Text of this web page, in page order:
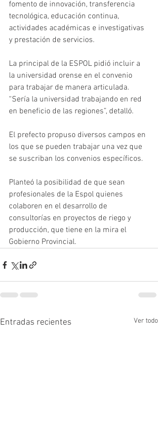
fomento de innovación, transferencia
tecnológica, educación continua,
actividades académicas e investigativas
y prestación de servicios.
La principal de la ESPOL pidió incluir a
la universidad orense en el convenio
para trabajar de manera articulada.
“Sería la universidad trabajando en red
en beneficio de las regiones”, detalló.
El prefecto propuso diversos campos en
los que se pueden trabajar una vez que
se suscriban los convenios específicos.
Planteó la posibilidad de que sean
profesionales de la Espol quienes
colaboren en el desarrollo de
consultorías en proyectos de riego y
producción, que tiene en la mira el
Gobierno Provincial.
Entradas recientes Ver todo